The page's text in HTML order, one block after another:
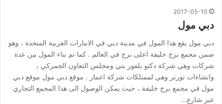
2017-05-10
دبي مول
دبي مول يقع هذا المول في مدينة دبي في الامارات العربية المتحدة ، وهو
ضمن مجمع برج خليفة اعلى برج في العالم . كما تم بناء المول بين عدة
شركات وهي شركة دكتو بلفور بتي ومجلس التعاون الجمركي ،
وانشاءات تورنر وهي لممتلكات شركة اعمار . موقع دبي مول موقع دبي
مول في مجمع برج خليفة ، حيث يمكن الوصول الى هذا المجمع التجاري
عبر شارع…